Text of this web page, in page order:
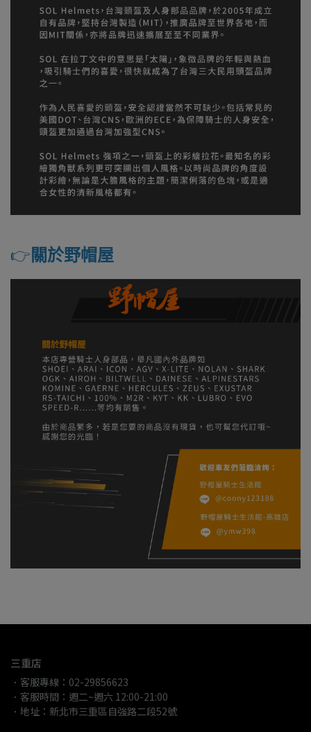
👉️ 關於野帽屋
三重店
．客服專線：02-29856623
．客服時間：週二~週六 12:00-21:00
．地址：新北市三重區自強路二段52號